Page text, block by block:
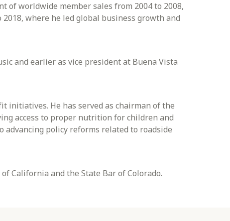
of worldwide member sales from 2004 to 2008,
where he led global business growth and
and earlier as vice president at Buena Vista
initiatives. He has served as chairman of the
access to proper nutrition for children and
advancing policy reforms related to roadside
California and the State Bar of Colorado.